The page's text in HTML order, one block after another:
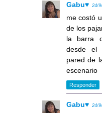
Gabu♥ 24/
me costó
de los
la barra
desde el
pared de
escenario
Responder
Gabu♥ 24/